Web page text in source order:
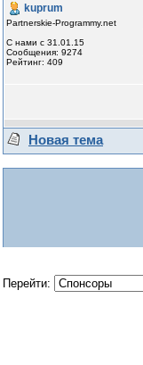
kuprum
Partnerskie-Programmy.net
С нами с 31.01.15
Сообщения: 9274
Рейтинг: 409
Новая тема
Перейти: